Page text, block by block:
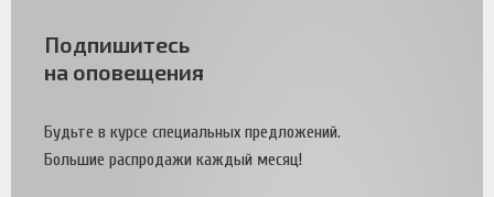
Подпишитесь
на оповещения
Будьте в курсе специальных предложений.
Большие распродажи каждый месяц!